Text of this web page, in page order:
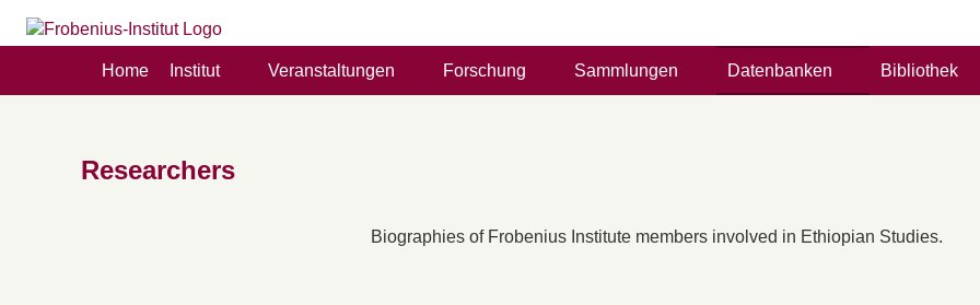
Home Institut Veranstaltungen Forschung Sammlungen Datenbanken Bibliothek
Researchers
Biographies of Frobenius Institute members involved in Ethiopian Studies.